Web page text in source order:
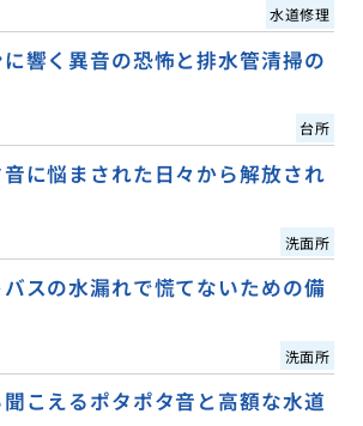
水道修理
響く異音の恐怖と排水管清掃の
台所
に悩まされた日々から解放され
洗面所
スの水漏れで慌てないための備
洗面所
こえるポタポタ音と高額な水道